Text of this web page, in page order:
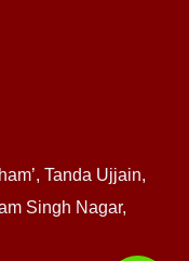
Tanda Ujjain,
Singh Nagar,